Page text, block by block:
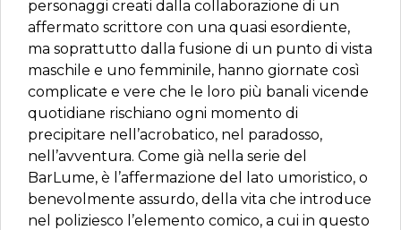
personaggi creati dalla collaborazione di un
affermato scrittore con una quasi esordiente,
ma soprattutto dalla fusione di un punto di vista
maschile e uno femminile, hanno giornate così
complicate e vere che le loro più banali vicende
quotidiane rischiano ogni momento di
precipitare nell’acrobatico, nel paradosso,
nell’avventura. Come già nella serie del
BarLume, è l’affermazione del lato umoristico, o
benevolmente assurdo, della vita che introduce
nel poliziesco l’elemento comico, a cui in questo